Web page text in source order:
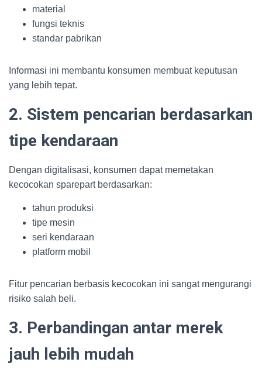
material
fungsi teknis
standar pabrikan
Informasi ini membantu konsumen membuat keputusan
yang lebih tepat.
2. Sistem pencarian berdasarkan
tipe kendaraan
Dengan digitalisasi, konsumen dapat memetakan
kecocokan sparepart berdasarkan:
tahun produksi
tipe mesin
seri kendaraan
platform mobil
Fitur pencarian berbasis kecocokan ini sangat mengurangi
risiko salah beli.
3. Perbandingan antar merek
jauh lebih mudah